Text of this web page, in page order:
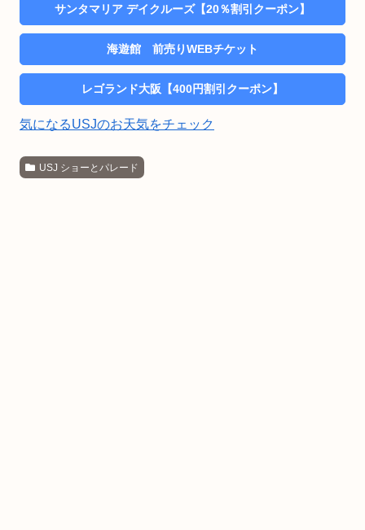
サンタマリア デイクルーズ【20％割引クーポン】
海遊館 前売りWEBチケット
レゴランド大阪【400円割引クーポン】
気になるUSJのお天気をチェック
USJ ショーとパレード